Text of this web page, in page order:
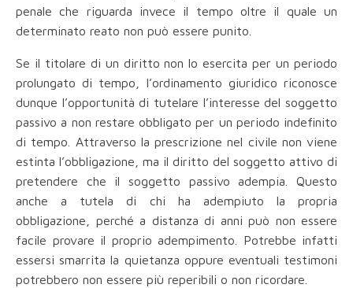
penale che riguarda invece il tempo oltre il quale un
determinato reato non può essere punito.
Se il titolare di un diritto non lo esercita per un periodo
prolungato di tempo, l’ordinamento giuridico riconosce
dunque l’opportunità di tutelare l’interesse del soggetto
passivo a non restare obbligato per un periodo indefinito
di tempo. Attraverso la prescrizione nel civile non viene
estinta l’obbligazione, ma il diritto del soggetto attivo di
pretendere che il soggetto passivo adempia. Questo
anche a tutela di chi ha adempiuto la propria
obbligazione, perché a distanza di anni può non essere
facile provare il proprio adempimento. Potrebbe infatti
essersi smarrita la quietanza oppure eventuali testimoni
potrebbero non essere più reperibili o non ricordare.